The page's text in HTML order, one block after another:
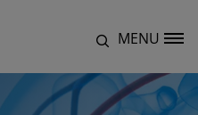
MENU